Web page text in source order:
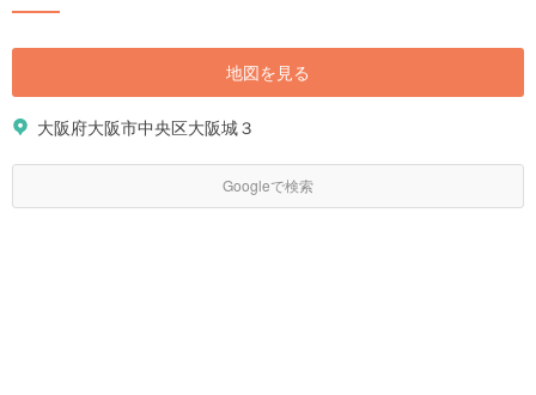
地図を見る
大阪府大阪市中央区大阪城３
Googleで検索